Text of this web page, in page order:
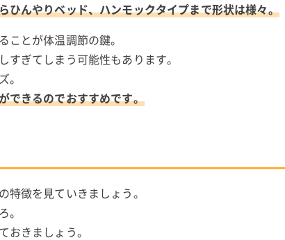
ひんやりベッド、ハンモックタイプまで形状は様々。
とが体温調節の鍵。
ぎてしまう可能性もあります。
。
できるのでおすすめです。
徴を見ていきましょう。
。
おきましょう。